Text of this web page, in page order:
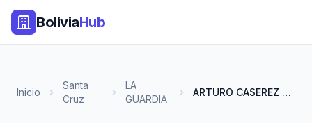
BoliviaHub
Inicio
Santa
Cruz
LA
GUARDIA
ARTURO CASEREZ PORCEL